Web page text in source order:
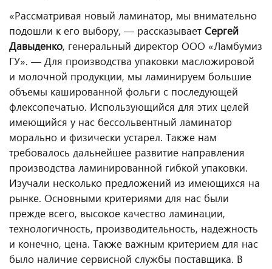
«Рассматривая новый ламинатор, мы внимательно
подошли к его выбору, — рассказывает Сергей
Давыденко, генеральный директор ООО «Ламбумиз
ГУ». — Для производства упаковки масложировой
и молочной продукции, мы ламинируем большие
объемы кашированной фольги с последующей
флексопечатью. Использующийся для этих целей
имеющийся у нас бессольвентный ламинатор
морально и физически устарел. Также нам
требовалось дальнейшее развитие направления
производства ламинированной гибкой упаковки.
Изучали несколько предложений из имеющихся на
рынке. Основными критериями для нас были
прежде всего, высокое качество ламинации,
технологичность, производительность, надежность
и конечно, цена. Также важным критерием для нас
было наличие сервисной службы поставщика. В